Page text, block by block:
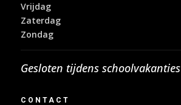
Vrijdag
Zaterdag
Zondag
Gesloten tijdens schoolvakanties
CONTACT